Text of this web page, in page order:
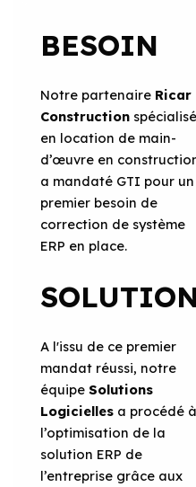
BESOIN
Notre partenaire Ricar
Constructionspécialisé
en location de main-
d’œuvre en
a mandaté GTI pour un
premier besoin de
correction de système
ERP en place.
A l'issu de ce premier
mandat réussi, notre
équipe Solutions
Logiciellesa procédé à
l’optimisation de la
solution ERP de
l’entreprise grâce aux